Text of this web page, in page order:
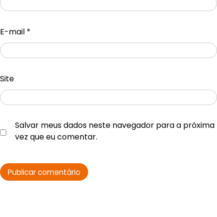
E-mail *
Site
Salvar meus dados neste navegador para a próxima
vez que eu comentar.